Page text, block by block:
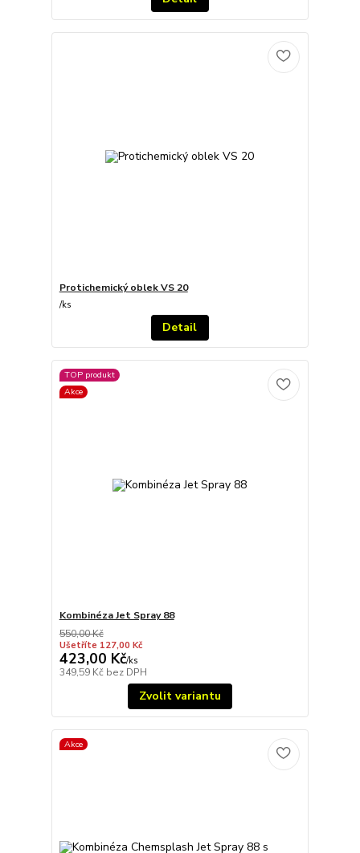
Protichemický oblek VS 20
/ks
Detail
TOP produkt
Akce
Kombinéza Jet Spray 88
550,00 Kč
Ušetříte 127,00 Kč
423,00 Kč/ks
349,59 Kč bez DPH
Zvolit variantu
Akce